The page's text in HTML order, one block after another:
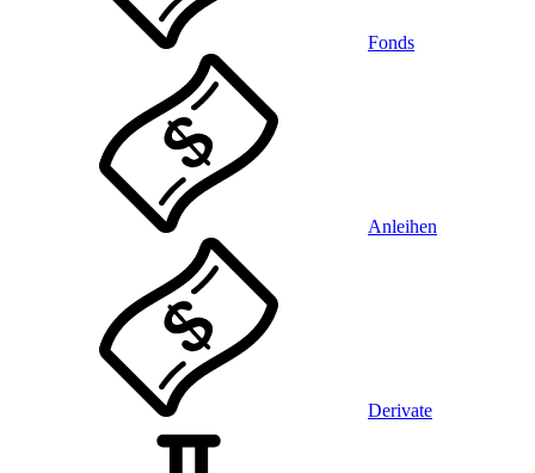
Fonds
Anleihen
Derivate